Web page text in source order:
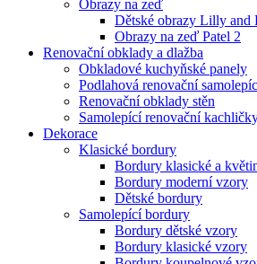
Obrazy na zeď
Dětské obrazy Lilly and
Obrazy na zeď Patel 2
Renovační obklady a dlažba
Obkladové kuchyňské panely
Podlahová renovační
Renovační obklady stěn
Samolepící renovační
Dekorace
Klasické bordury
Bordury klasické a
Bordury moderní vzory
Dětské bordury
Samolepící bordury
Bordury dětské vzory
Bordury klasické vzory